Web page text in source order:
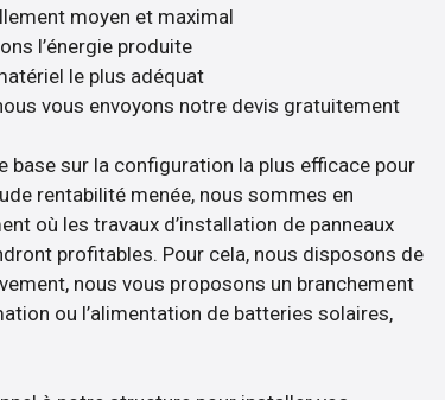
moyen et maximal
l’énergie produite
le plus adéquat
vous envoyons notre devis gratuitement
base sur la configuration la plus efficace pour
rentabilité menée, nous sommes en
où les travaux d’installation de panneaux
profitables. Pour cela, nous disposons de
nous vous proposons un branchement
ou l’alimentation de batteries solaires,